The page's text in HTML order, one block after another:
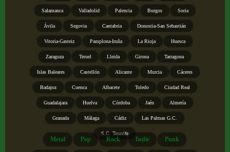
Salamanca Valladolid Palencia Burgos Soria
Ávila Segovia Cantabria Donostia-San Sebastián
Vitoria-Gasteiz Pamplona-Iruña La Rioja Huesca
Zaragoza Teruel Lleida Girona Tarragona
Islas Baleares Castellón Alicante Murcia Cáceres
Badajoz Cuenca Albacete Toledo Ciudad Real
Guadalajara Huelva Córdoba Jaén Almería
Granada Málaga Cádiz Las Palmas G.C.
S.C. Tenerife
Metal Pop Rock Indie Punk